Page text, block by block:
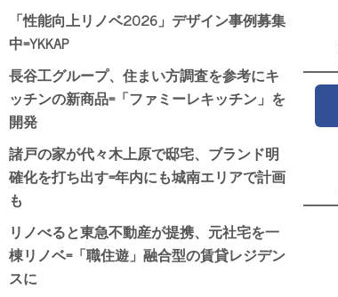
「性能向上リノベ2026」デザイン事例募集
中=YKKAP
長谷工グループ、住まい方調査を参考にキ
ッチンの新商品=「ファミーレキッチン」を
開発
諸戸の家が代々木上原で邸宅、ブランド明
確化を打ち出す=年内にも城南エリアで計画
も
リノべると東急不動産が提携、元社宅を一
棟リノベ=「職住遊」融合型の賃貸レジデン
スに